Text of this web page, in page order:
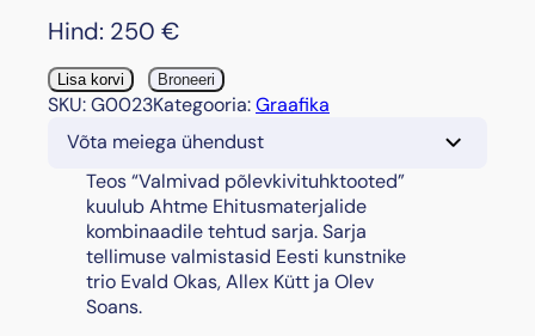
Hind: 250 €
“
V
Lisa korvi Broneeri
SKU:G0023Kategooria:Graafika
Võta meiega ühendust
Teos “Valmivad põlevkivituhktooted”
kuulub Ahtme Ehitusmaterjalide
kombinaadile tehtud sarja. Sarja
tellimuse valmistasid Eesti kunstnike
trio Evald Okas, Allex Kütt ja Olev
Soans.